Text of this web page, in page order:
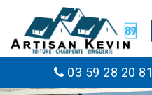
03 59 28 20 81